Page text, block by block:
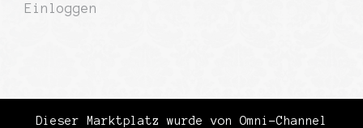
Einloggen
Dieser Marktplatz wurde von Omni-Channel